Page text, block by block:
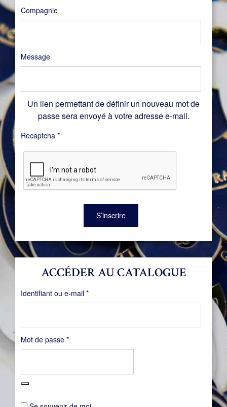
ACCÉDER AU CATALOGUE
Identifiant ou e-mail *Obligatoire
Mot de passe *Obligatoire
Compagnie
Message
Un lien permettant de définir un nouveau mot de
passe sera envoyé à votre adresse e-mail.
Recaptcha *
S’inscrire